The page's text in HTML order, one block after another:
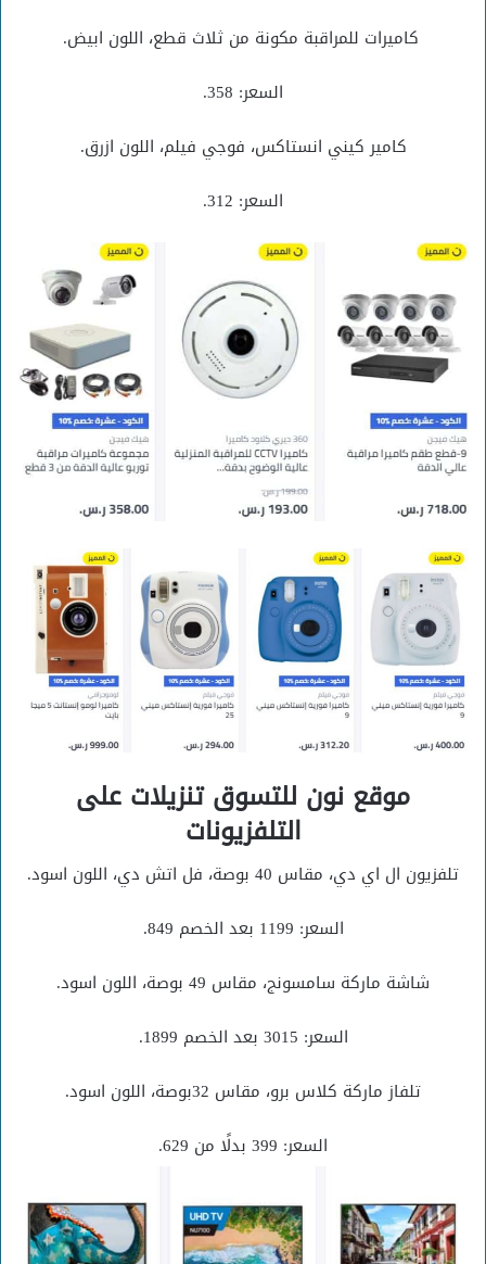
كاميرات للمراقبة مكونة من ثلاث قطع، اللون ابيض.
السعر: 358.
كامير كيني انستاكس، فوجي فيلم، اللون ازرق.
السعر: 312.
موقع نون للتسوق تنزيلات على
التلفزيونات
تلفزيون ال اي دي، مقاس 40 بوصة، فل اتش دي، اللون اسود.
السعر: 1199 بعد الخصم 849.
شاشة ماركة سامسونج، مقاس 49 بوصة، اللون اسود.
السعر: 3015 بعد الخصم 1899.
تلفاز ماركة كلاس برو، مقاس 32بوصة، اللون اسود.
السعر: 399 بدلًا من 629.